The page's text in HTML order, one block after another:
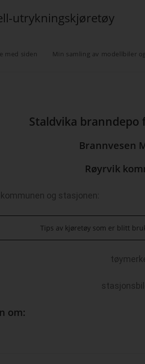
utrykningskjøretøy
med siden Min samling av modellbiler
Staldvika branndepo
Brannvesen
Røyrvik
og stasjonen:
Tips av kjøretøy som er blitt
om: